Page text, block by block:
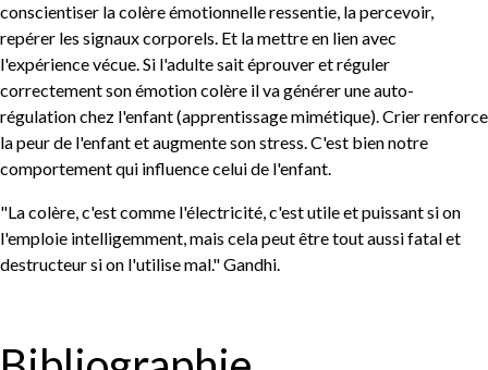
conscientiser la colère émotionnelle ressentie, la percevoir,
repérer les signaux corporels. Et la mettre en lien avec
l'expérience vécue. Si l'adulte sait éprouver et réguler
correctement son émotion colère il va générer une auto-
régulation chez l'enfant (apprentissage mimétique). Crier renforce
la peur de l'enfant et augmente son stress. C'est bien notre
comportement qui influence celui de l'enfant.
"La colère, c'est comme l'électricité, c'est utile et puissant si on
l'emploie intelligemment, mais cela peut être tout aussi fatal et
destructeur si on l'utilise mal." Gandhi.